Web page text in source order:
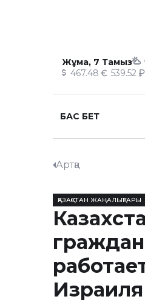
Жұма, 7 Тамыз
467.48 539.52
БАС БЕТ
Артқа
ҚАЗАҚСТАН ЖАҢАЛЫҚТАРЫ
Израиля